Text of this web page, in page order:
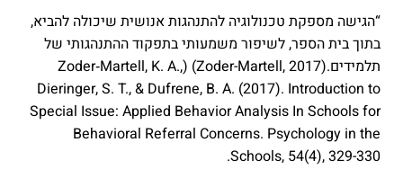
“הגישה מספקת טכנולוגיה להתנהגות אנושית שיכולה להביא,
בתוך בית הספר, לשיפור משמעותי בתפקוד ההתנהגותי של
תלמידים.(Zoder-Martell, 2017) (Zoder‐Martell, K. A.,
Dieringer, S. T., & Dufrene, B. A. (2017). Introduction to
Special Issue: Applied Behavior Analysis In Schools for
Behavioral Referral Concerns. Psychology in the
Schools, 54(4), 329-330.‏